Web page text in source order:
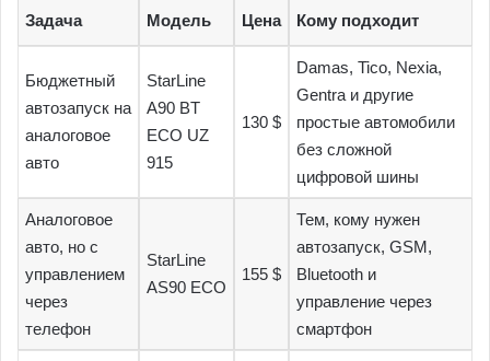
Задача Модель Цена Кому подходит
Бюджетный
автозапуск на
аналоговое
авто
StarLine
A90 BT
ECO UZ
915
130 $
Damas, Tico, Nexia,
Gentra и другие
простые автомобили
без сложной
цифровой шины
Аналоговое
авто, но с
управлением
через
телефон
StarLine
AS90 ECO
155 $
Тем, кому нужен
автозапуск, GSM,
Bluetooth и
управление через
смартфон